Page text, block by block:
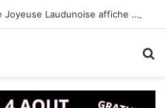
Laudun-l’Ardoise : la Boule Joyeuse Laudunoise affiche ses ambitions en jeu provençal aux côtés de son partenaire Eneo